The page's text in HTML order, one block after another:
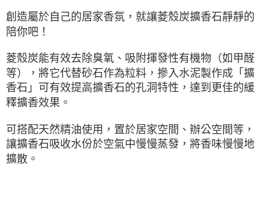
創造屬於自己的居家香氛，就讓菱殼炭擴香石靜靜的
陪你吧！
菱殼炭能有效去除臭氧、吸附揮發性有機物（如甲醛
等），將它代替砂石作為粒料，摻入水泥製作成「擴
香石」可有效提高擴香石的孔洞特性，達到更佳的緩
釋擴香效果。
可搭配天然精油使用，置於居家空間、辦公空間等，
讓擴香石吸收水份於空氣中慢慢蒸發，將香味慢慢地
擴散。